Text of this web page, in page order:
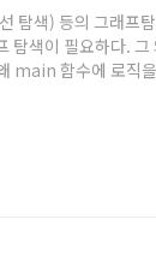
탐색) 등의 그래프
탐색이 필요하다. 그
main 함수에 로직
로 풀어보려고 시작